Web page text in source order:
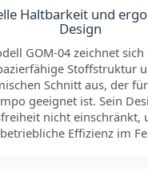
Haltbarkeit und
Design
GOM-04 zeichnet
Stoffstruktur
Schnitt aus, der
geeignet ist. Sein
nicht einschränkt,
betriebliche Effizienz im